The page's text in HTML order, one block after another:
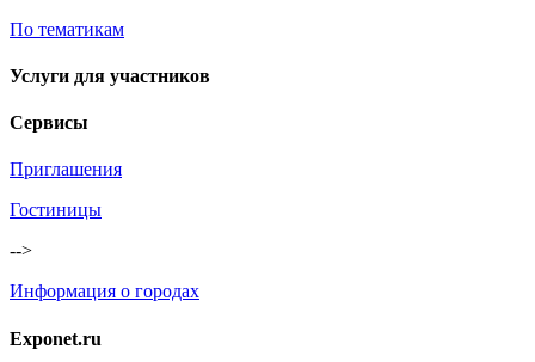
По тематикам
Услуги для участников
Сервисы
Приглашения
Гостиницы
-->
Информация о городах
Exponet.ru